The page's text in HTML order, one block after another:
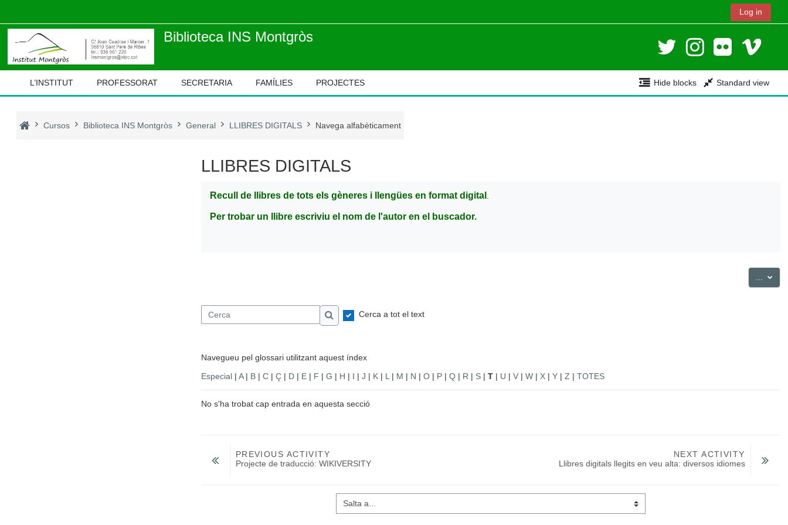
Log in
Biblioteca INS Montgròs
L’INSTITUT PROFESSORAT SECRETARIA FAMÍLIES PROJECTES Hide blocks Standard view
Cursos Biblioteca INS Montgròs General LLIBRES DIGITALS Navega alfabèticament
LLIBRES DIGITALS
Recull de llibres de tots els gèneres i llengües en format digital .
Per trobar un llibre escriviu el nom de l'autor en el buscador.
Cerca
Cerca
Cerca a tot el text
Navegueu pel glossari utilitzant aquest índex
Especial| A| B| C| Ç| D| E| F | G | H | I | J | K| L | M | N | O| P| Q| R | S| T| U | V| W| X| Y| Z | TOTES
No s'ha trobat cap entrada en aquesta secció
PREVIOUS ACTIVITY
Projecte de traducció: WIKIVERSITY
NEXT ACTIVITY
Llibres digitals llegits en veu alta: diversos idiomes